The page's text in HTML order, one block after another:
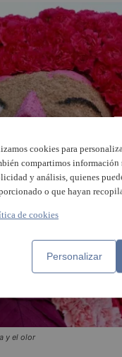
y el olor
cookies para
compartimos información
y análisis, quienes
o que hayan
de cookies
Personalizar